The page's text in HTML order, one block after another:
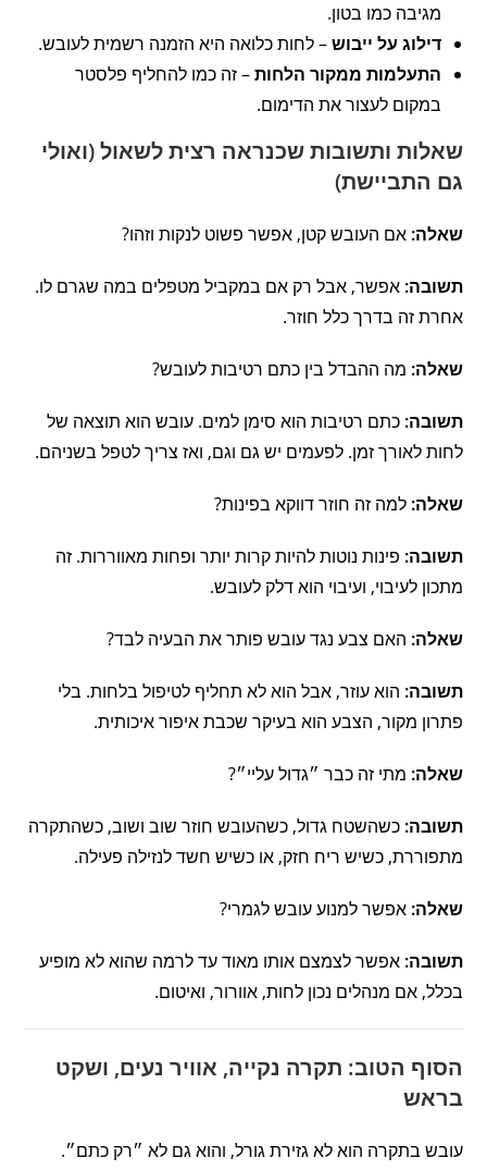
מגיבה כמו בטון.
דילוג על ייבוש– לחות כלואה היא הזמנה רשמית לעובש.
התעלמות ממקור הלחות– זה כמו להחליף פלסטר
במקום לעצור את הדימום.
שאלות ותשובות שכנראה רצית לשאול (ואולי
גם התביישת)
שאלה: אם העובש קטן, אפשר פשוט לנקות וזהו?
תשובה: אפשר, אבל רק אם במקביל מטפלים במה שגרם לו.
אחרת זה בדרך כלל חוזר.
שאלה: מה ההבדל בין כתם רטיבות לעובש?
תשובה: כתם רטיבות הוא סימן למים. עובש הוא תוצאה של
לחות לאורך זמן. לפעמים יש גם וגם, ואז צריך לטפל בשניהם.
שאלה: למה זה חוזר דווקא בפינות?
תשובה: פינות נוטות להיות קרות יותר ופחות מאווררות. זה
מתכון לעיבוי, ועיבוי הוא דלק לעובש.
שאלה: האם צבע נגד עובש פותר את הבעיה לבד?
תשובה: הוא עוזר, אבל הוא לא תחליף לטיפול בלחות. בלי
פתרון מקור, הצבע הוא בעיקר שכבת איפור איכותית.
שאלה: מתי זה כבר ״גדול עליי״?
תשובה: כשהשטח גדול, כשהעובש חוזר שוב ושוב, כשהתקרה
מתפוררת, כשיש ריח חזק, או כשיש חשד לנזילה פעילה.
שאלה: אפשר למנוע עובש לגמרי?
תשובה: אפשר לצמצם אותו מאוד עד לרמה שהוא לא מופיע
בכלל, אם מנהלים נכון לחות, אוורור, ואיטום.
הסוף הטוב: תקרה נקייה, אוויר נעים, ושקט
בראש
עובש בתקרה הוא לא גזירת גורל, והוא גם לא ״רק כתם״.